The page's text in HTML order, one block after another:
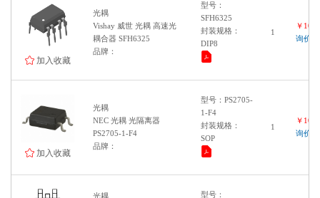
加入收藏
光耦
Vishay 威世 光耦 高速光
耦合器 SFH6325
品牌：
型号：
SFH6325
封装规格：
DIP8
1
￥
询价
加入收藏
光耦
NEC 光耦 光隔离器
PS2705-1-F4
品牌：
型号：PS2705-
1-F4
封装规格：
SOP
1
￥
询价
光耦 型号：